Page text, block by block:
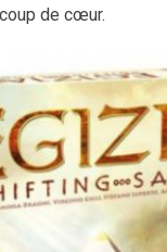
de cœur.